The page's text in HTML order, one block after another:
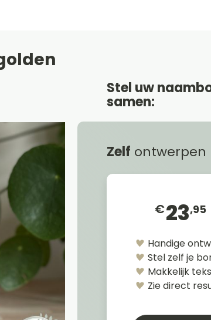
Stel uw
samen:
Zelf ontwerpen
€23,95
Handige
Stel zelf je
Makkelijk
Zie direct